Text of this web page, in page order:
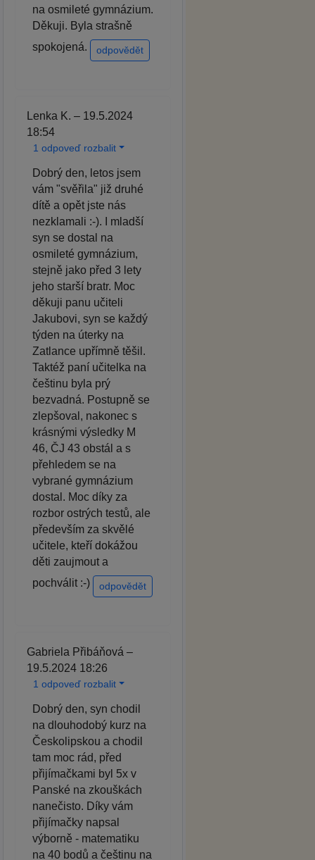
na osmileté gymnázium.
Děkuji. Byla strašně
spokojená.
odpovědět
Lenka K. – 19.5.2024
18:54
1 odpoveď rozbalit
Dobrý den, letos jsem
vám "svěřila" již druhé
dítě a opět jste nás
nezklamali :-). I mladší
syn se dostal na
osmileté gymnázium,
stejně jako před 3 lety
jeho starší bratr. Moc
děkuji panu učiteli
Jakubovi, syn se každý
týden na úterky na
Zatlance upřímně těšil.
Taktéž paní učitelka na
češtinu byla prý
bezvadná. Postupně se
zlepšoval, nakonec s
krásnými výsledky M
46, ČJ 43 obstál a s
přehledem se na
vybrané gymnázium
dostal. Moc díky za
rozbor ostrých testů, ale
především za skvělé
učitele, kteří dokážou
děti zaujmout a
pochválit :-)
odpovědět
Gabriela Přibáňová –
19.5.2024 18:26
1 odpoveď rozbalit
Dobrý den, syn chodil
na dlouhodobý kurz na
Českolipskou a chodil
tam moc rád, před
přijímačkami byl 5x v
Panské na zkouškách
nanečisto. Díky vám
přijímačky napsal
výborně - matematiku
na 40 bodů a češtinu na